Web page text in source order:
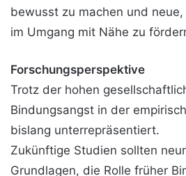
bewusst zu machen und
im Umgang mit Nähe zu
Forschungsperspektive
Trotz der hohen
Bindungsangst in der
bislang unterrepräsentiert.
Zukünftige Studien sollten
Grundlagen, die Rolle früher